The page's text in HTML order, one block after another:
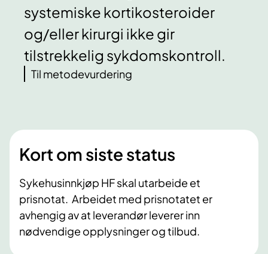
systemiske kortikosteroider
og/eller kirurgi ikke gir
tilstrekkelig sykdomskontroll.
Til metodevurdering
Kort om siste status
Sykehusinnkjøp HF skal utarbeide et
prisnotat. Arbeidet med prisnotatet er
avhengig av at leverandør leverer inn
nødvendige opplysninger og tilbud.